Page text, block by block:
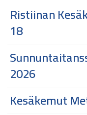
Ristiinan
18
2026
Kesäkemut